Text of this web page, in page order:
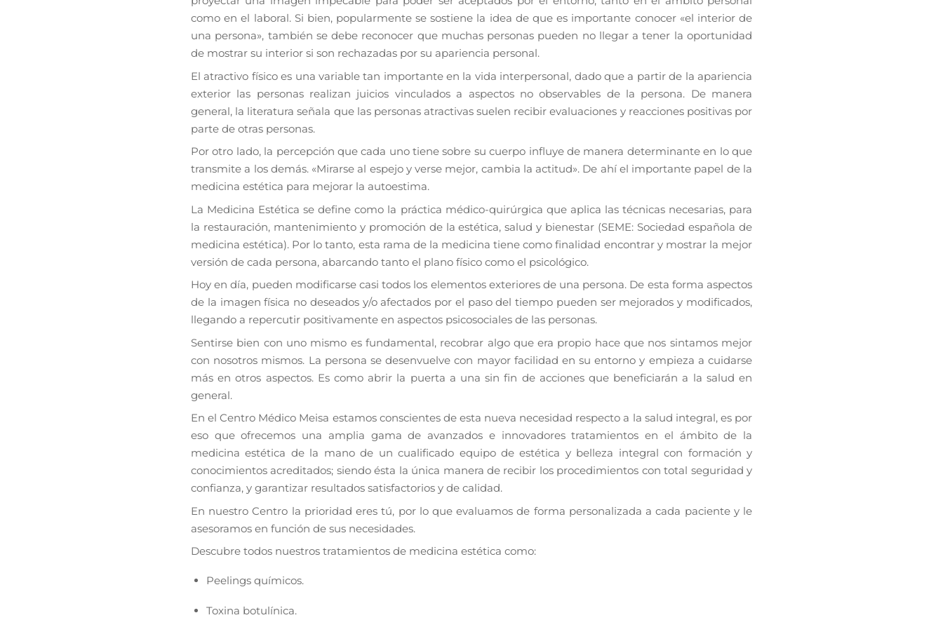
como en el laboral. Si bien, popularmente se sostiene la idea de que es importante conocer «el interior de
una persona», también se debe reconocer que muchas personas pueden no llegar a tener la oportunidad
de mostrar su interior si son rechazadas por su apariencia personal.
El atractivo físico es una variable tan importante en la vida interpersonal, dado que a partir de la apariencia
exterior las personas realizan juicios vinculados a aspectos no observables de la persona. De manera
general, la literatura señala que las personas atractivas suelen recibir evaluaciones y reacciones positivas por
parte de otras personas.
Por otro lado, la percepción que cada uno tiene sobre su cuerpo influye de manera determinante en lo que
transmite a los demás. «Mirarse al espejo y verse mejor, cambia la actitud». De ahí el importante papel de la
medicina estética para mejorar la autoestima.
La Medicina Estética se define como la práctica médico-quirúrgica que aplica las técnicas necesarias, para
la restauración, mantenimiento y promoción de la estética, salud y bienestar (SEME: Sociedad española de
medicina estética). Por lo tanto, esta rama de la medicina tiene como finalidad encontrar y mostrar la mejor
versión de cada persona, abarcando tanto el plano físico como el psicológico.
Hoy en día, pueden modificarse casi todos los elementos exteriores de una persona. De esta forma aspectos
de la imagen física no deseados y/o afectados por el paso del tiempo pueden ser mejorados y modificados,
llegando a repercutir positivamente en aspectos psicosociales de las personas.
Sentirse bien con uno mismo es fundamental, recobrar algo que era propio hace que nos sintamos mejor
con nosotros mismos. La persona se desenvuelve con mayor facilidad en su entorno y empieza a cuidarse
más en otros aspectos. Es como abrir la puerta a una sin fin de acciones que beneficiarán a la salud en
general.
En el Centro Médico Meisa estamos conscientes de esta nueva necesidad respecto a la salud integral, es por
eso que ofrecemos una amplia gama de avanzados e innovadores tratamientos en el ámbito de la
medicina estética de la mano de un cualificado equipo de estética y belleza integral con formación y
conocimientos acreditados; siendo ésta la única manera de recibir los procedimientos con total seguridad y
confianza, y garantizar resultados satisfactorios y de calidad.
En nuestro Centro la prioridad eres tú, por lo que evaluamos de forma personalizada a cada paciente y le
asesoramos en función de sus necesidades.
Descubre todos nuestros tratamientos de medicina estética como:
Peelings químicos.
Toxina botulínica.